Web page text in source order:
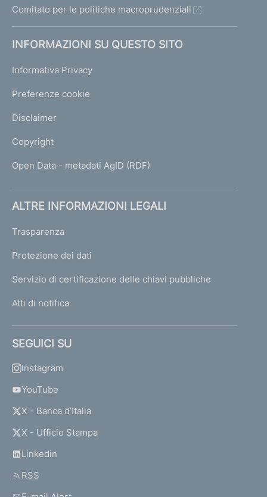
Comitato per le politiche macroprudenziali
INFORMAZIONI SU QUESTO SITO
Informativa Privacy
Preferenze cookie
Disclaimer
Copyright
Open Data - metadati AgID (RDF)
ALTRE INFORMAZIONI LEGALI
Trasparenza
Protezione dei dati
Servizio di certificazione delle chiavi pubbliche
Atti di notifica
SEGUICI SU
Instagram
YouTube
X - Banca d’Italia
X - Ufficio Stampa
Linkedin
RSS